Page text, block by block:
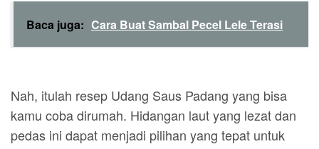
Baca juga: Cara Buat Sambal Pecel Lele Terasi
Nah, itulah resep Udang Saus Padang yang bisa
kamu coba dirumah. Hidangan laut yang lezat dan
pedas ini dapat menjadi pilihan yang tepat untuk